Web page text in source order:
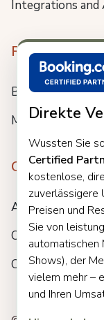
Direkte
Wussten Sie
Certified
kostenlose,
zuverlässigere
Preisen und
Sie von
automatischen
Shows), der
vielem mehr –
und Ihren
Integrations and
Resources
Blog
Meet us
Company
About
Careers
Customers